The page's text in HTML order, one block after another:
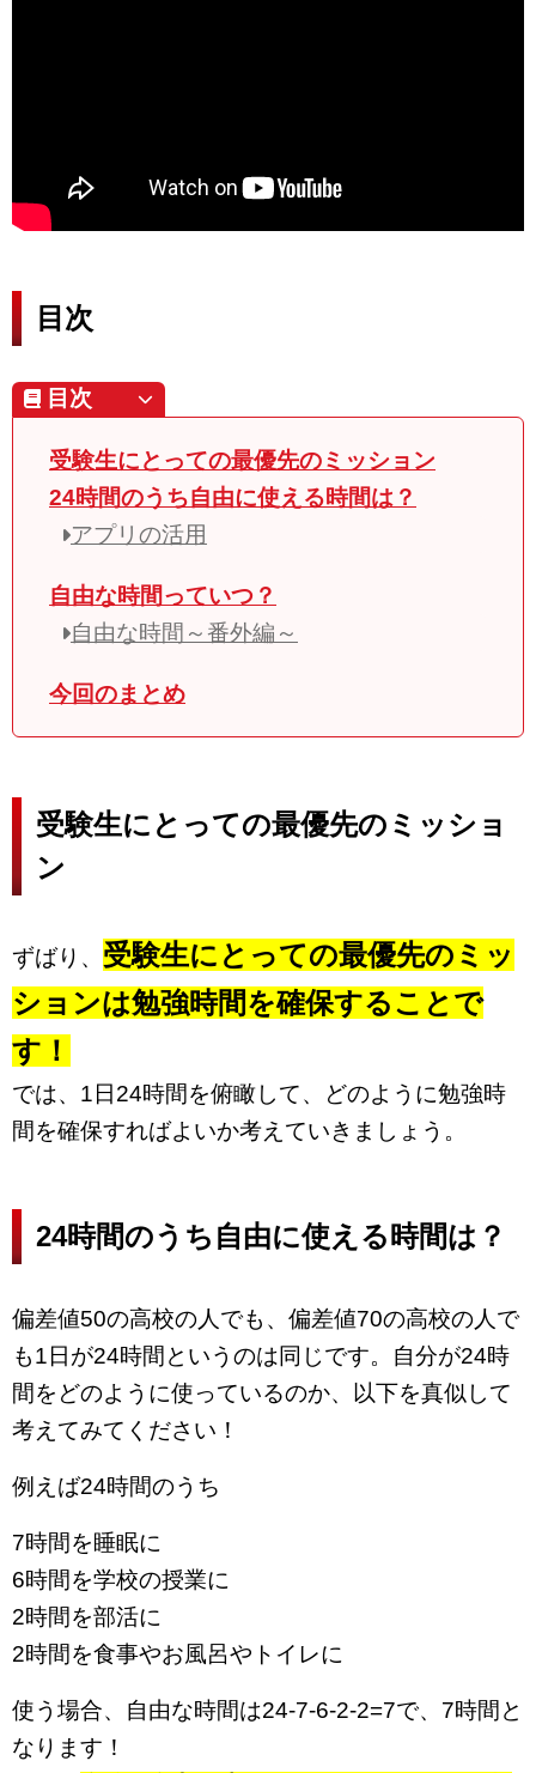
目次
目次
受験生にとっての最優先のミッション
24時間のうち自由に使える時間は？
アプリの活用
自由な時間っていつ？
自由な時間～番外編～
今回のまとめ
受験生にとっての最優先のミッショ
ン
ずばり、 受験生にとっての最優先のミッ
ションは勉強時間を確保することで
す！
では、1日24時間を俯瞰して、どのように勉強時
間を確保すればよいか考えていきましょう。
24時間のうち自由に使える時間は？
偏差値50の高校の人でも、偏差値70の高校の人で
も1日が24時間というのは同じです。自分が24時
間をどのように使っているのか、以下を真似して
考えてみてください！
例えば24時間のうち
7時間を睡眠に
6時間を学校の授業に
2時間を部活に
2時間を食事やお風呂やトイレに
使う場合、自由な時間は24-7-6-2-2=7で、7時間と
なります！